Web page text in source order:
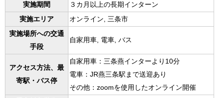
実施期間
３カ月以上の長期インターン
実施エリア
オンライン, 三条市
実施場所への交通
手段
自家用車, 電車, バス
アクセス方法、最
寄駅・バス停
自家用車：三条燕インターより10分
電車：JR燕三条駅まで送迎あり
その他：zoomを使用したオンライン開催